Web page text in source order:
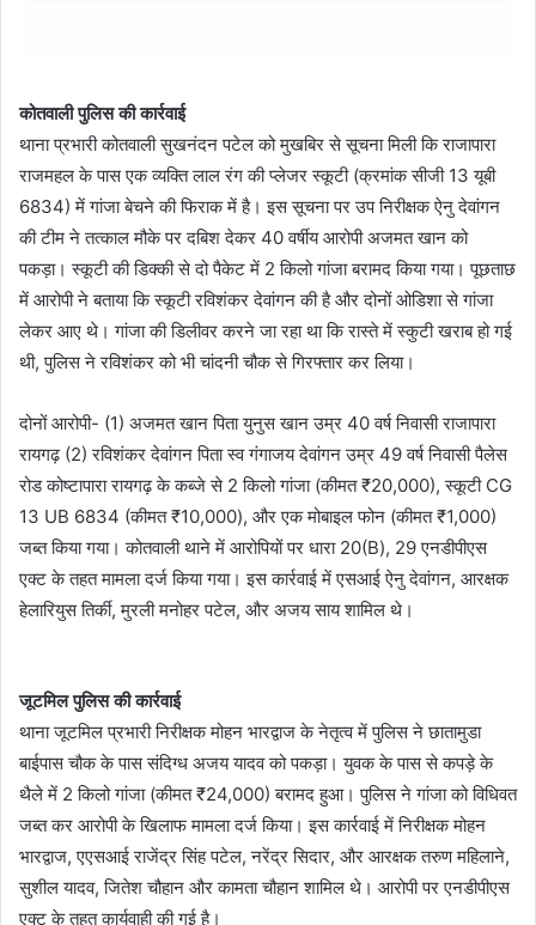
कोतवाली पुलिस की कार्रवाई
थाना प्रभारी कोतवाली सुखनंदन पटेल को मुखबिर से सूचना मिली कि राजापारा
राजमहल के पास एक व्यक्ति लाल रंग की प्लेजर स्कूटी (क्रमांक सीजी 13 यूबी
6834) में गांजा बेचने की फिराक में है। इस सूचना पर उप निरीक्षक ऐनु देवांगन
की टीम ने तत्काल मौके पर दबिश देकर 40 वर्षीय आरोपी अजमत खान को
पकड़ा। स्कूटी की डिक्की से दो पैकेट में 2 किलो गांजा बरामद किया गया। पूछताछ
में आरोपी ने बताया कि स्कूटी रविशंकर देवांगन की है और दोनों ओडिशा से गांजा
लेकर आए थे। गांजा की डिलीवर करने जा रहा था कि रास्ते में स्कुटी खराब हो गई
थी, पुलिस ने रविशंकर को भी चांदनी चौक से गिरफ्तार कर लिया।
दोनों आरोपी- (1) अजमत खान पिता युनुस खान उम्र 40 वर्ष निवासी राजापारा
रायगढ़ (2) रविशंकर देवांगन पिता स्व गंगाजय देवांगन उम्र 49 वर्ष निवासी पैलेस
रोड कोष्टापारा रायगढ़ के कब्जे से 2 किलो गांजा (कीमत ₹20,000), स्कूटी CG
13 UB 6834 (कीमत ₹10,000), और एक मोबाइल फोन (कीमत ₹1,000)
जब्त किया गया। कोतवाली थाने में आरोपियों पर धारा 20(B), 29 एनडीपीएस
एक्ट के तहत मामला दर्ज किया गया। इस कार्रवाई में एसआई ऐनु देवांगन, आरक्षक
हेलारियुस तिर्की, मुरली मनोहर पटेल, और अजय साय शामिल थे।
जूटमिल पुलिस की कार्रवाई
थाना जूटमिल प्रभारी निरीक्षक मोहन भारद्वाज के नेतृत्व में पुलिस ने छातामुडा
बाईपास चौक के पास संदिग्ध अजय यादव को पकड़ा। युवक के पास से कपड़े के
थैले में 2 किलो गांजा (कीमत ₹24,000) बरामद हुआ। पुलिस ने गांजा को विधिवत
जब्त कर आरोपी के खिलाफ मामला दर्ज किया। इस कार्रवाई में निरीक्षक मोहन
भारद्वाज, एएसआई राजेंद्र सिंह पटेल, नरेंद्र सिदार, और आरक्षक तरुण महिलाने,
सुशील यादव, जितेश चौहान और कामता चौहान शामिल थे। आरोपी पर एनडीपीएस
एक्ट के तहत कार्यवाही की गई है।